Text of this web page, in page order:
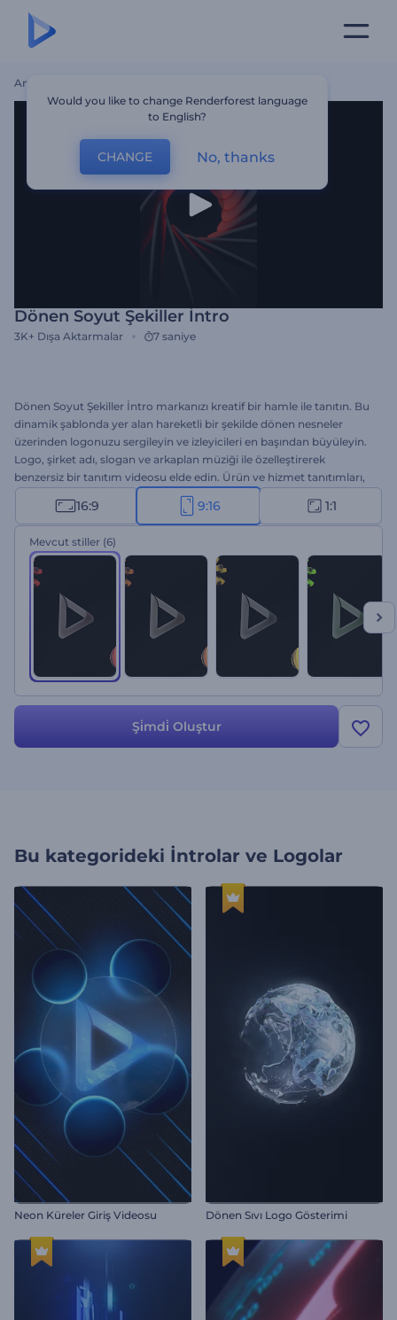
Ana Sayfa
Dönen Soyut Şekiller İntro
3K+ Dışa Aktarmalar 7 saniye
Dönen Soyut Şekiller İntro markanızı kreatif bir hamle ile tanıtın. Bu
dinamik şablonda yer alan hareketli bir şekilde dönen nesneler
üzerinden logonuzu sergileyin ve izleyicileri en başından büyüleyin.
Logo, şirket adı, slogan ve arkaplan müziği ile özelleştirerek
benzersiz bir tanıtım videosu elde edin. Ürün ve hizmet tanıtımları,
kanal intro ve outroları, reklam videoları, sunum girişleri vs. için
ideal. Çarpıcı introlar oluşturmaya şimdi başlayın!
16:9 9:16 1:1
Mevcut stiller (6)
Şi̇mdi̇ Oluştur
Bu kategorideki İntrolar ve Logolar
Neon Küreler Giriş Videosu Dönen Sıvı Logo Gösterimi
Would you like to change Renderforest language
to English?
CHANGE No, thanks